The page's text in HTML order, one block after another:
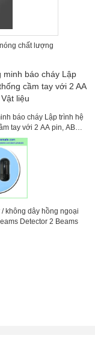
chất lượng
báo cháy Lập trình hệ
tay với 2 AA pin, ABS
Vật liệu
/ không dây hồng ngoại
Detector 2 Beams